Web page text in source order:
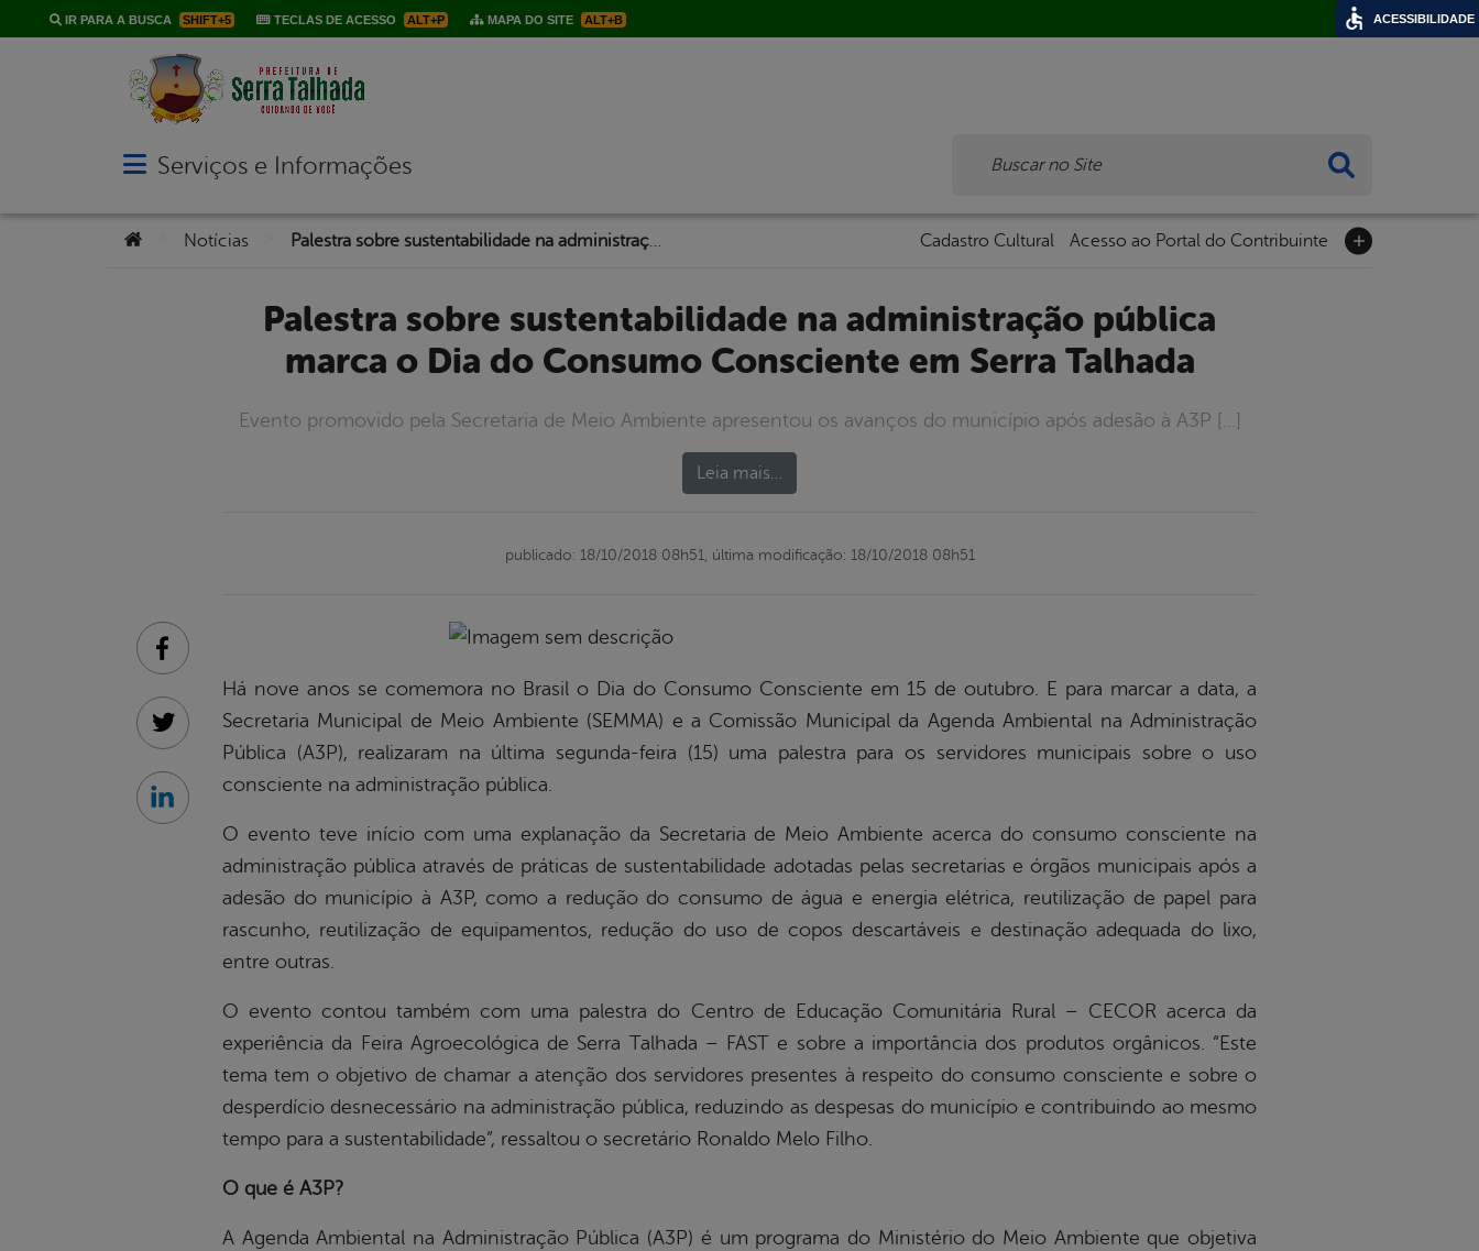
IR PARA A BUSCA SHIFT+5 TECLAS DE ACESSO ALT+P MAPA DO SITE ALT+B
Abrir menu principal de navegação
Serviços e Informações
Você está aqui:
Notícias Cadastro Cultural Acesso ao Portal do Contribuinte
Palestra sobre sustentabilidade na administração pública
marca o Dia do Consumo Consciente em Serra Talhada
Evento promovido pela Secretaria de Meio Ambiente apresentou os avanços do município após adesão à A3P […]
Leia mais…
publicado: 18/10/2018 08h51, última modificação: 18/10/2018 08h51
Há nove anos se comemora no Brasil o Dia do Consumo Consciente em 15 de outubro. E para marcar a data, a
Secretaria Municipal de Meio Ambiente (SEMMA) e a Comissão Municipal da Agenda Ambiental na Administração
Pública (A3P), realizaram na última segunda-feira (15) uma palestra para os servidores municipais sobre o uso
consciente na administração pública.
O evento teve início com uma explanação da Secretaria de Meio Ambiente acerca do consumo consciente na
administração pública através de práticas de sustentabilidade adotadas pelas secretarias e órgãos municipais após a
adesão do município à A3P, como a redução do consumo de água e energia elétrica, reutilização de papel para
rascunho, reutilização de equipamentos, redução do uso de copos descartáveis e destinação adequada do lixo,
entre outras.
O evento contou também com uma palestra do Centro de Educação Comunitária Rural – CECOR acerca da
experiência da Feira Agroecológica de Serra Talhada – FAST e sobre a importância dos produtos orgânicos. “Este
tema tem o objetivo de chamar a atenção dos servidores presentes à respeito do consumo consciente e sobre o
desperdício desnecessário na administração pública, reduzindo as despesas do município e contribuindo ao mesmo
tempo para a sustentabilidade”, ressaltou o secretário Ronaldo Melo Filho.
O que é A3P?
A Agenda Ambiental na Administração Pública (A3P) é um programa do Ministério do Meio Ambiente que objetiva
Facebook
Twitter
Linkedin
ACESSIBILIDADE